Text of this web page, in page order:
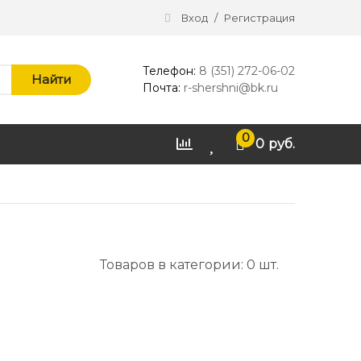
Вход / Регистрация
Найти
Телефон: 8 (351) 272-06-02
Почта: r-shershni@bk.ru
0 0 руб.
Товаров в категории: 0 шт.